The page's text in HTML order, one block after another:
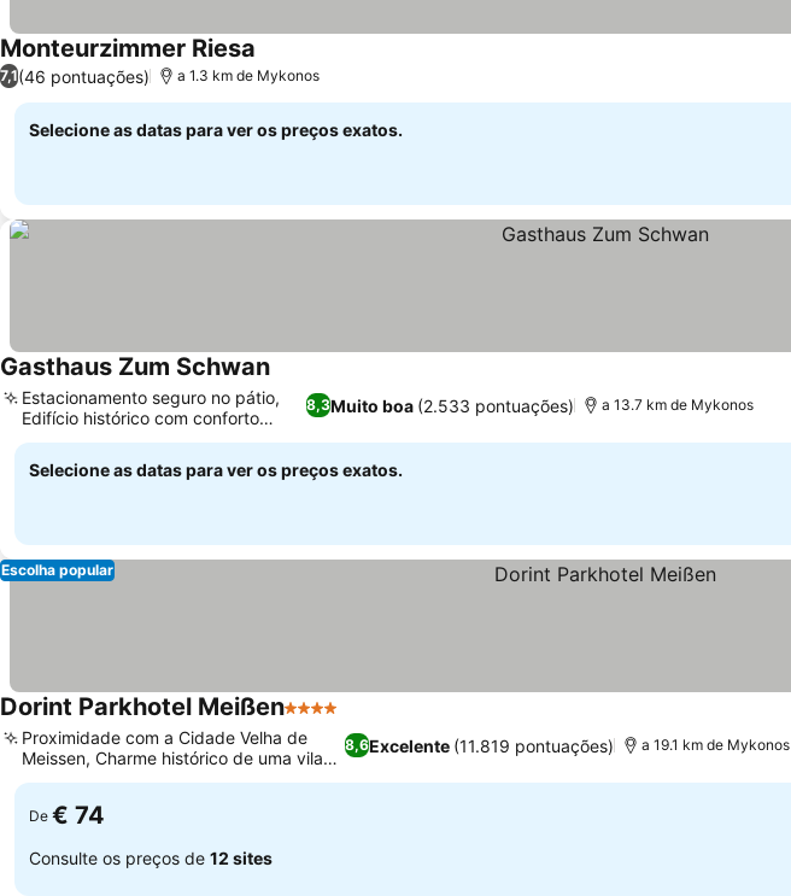
Monteurzimmer Riesa
7,1(46 pontuações) a 1.3 km de Mykonos
Selecione as datas para ver os preços exatos.
Gasthaus Zum SchwanVer preços
8,3Muito boa (2.533 pontuações)
Estacionamento seguro no pátio,
Edifício histórico com conforto
moderno
a 13.7 km de Mykonos
Selecione as datas para ver os preços exatos.
Escolha popular
Dorint Parkhotel Meißen4 Estrelas
8,6Excelente (11.819 pontuações)
Proximidade com a Cidade Velha de
Meissen, Charme histórico de uma vila
Art Nouveau
a 19.1 km de Mykonos
De € 74
Consulte os preços de 12 sites